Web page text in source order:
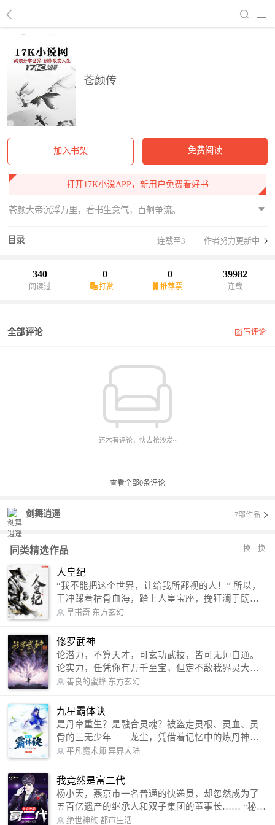
苍颜传
加入书架 免费阅读
打开17K小说APP，新用户免费看好书
苍颜大帝沉浮万里，看书生意气，百舸争流。
目录 连载至3 作者努力更新中
340
阅读过
0
打赏
0
推荐票
39982
连载
全部评论 写评论
还木有评论，快去抢沙发~
查看全部0条评论
剑舞逍遥 7部作品
同类精选作品 换一换
人皇纪
“我不能把这个世界，让给我所鄙视的人！” 所以，
王冲踩着枯骨血海，踏上人皇宝座，挽狂澜于既
倒，扶大厦之将倾，成就了一段无上的传说！ 微信
微博：皇甫奇（地址：http://weibo.com/u/25284575
87） QQ交流群：320238210【普通群】 574501330
【VIP订阅群】 欢迎大家关注。
皇甫奇 东方玄幻
修罗武神
论潜力，不算天才，可玄功武技，皆可无师自通。
论实力，任凭你有万千至宝，但定不敌我界灵大
军。 我是谁？天下众生视我为修罗，却不知，我以
信公众号：善良的蜜蜂后援会）
善良的蜜蜂 东方玄幻
九星霸体诀
是丹帝重生？是融合灵魂？被盗走灵根、灵血、灵
骨的三无少年——龙尘，凭借着记忆中的炼丹神
术，修行神秘功法九星霸体诀，拨开重重迷雾，解
勾搭各色美女，镇压恶鬼邪神。 江湖传闻：龙
尘一到，地吼天啸。龙尘一出，鬼泣神哭。 本
故事纯属虚构，如有雷同，那就是真事儿，想要对
号入座，抓紧时间进群：487963015 微信公众号：
平凡魔术师 异界大陆
我竟然是富二代
杨小天，燕京市一名普通的快递员，却忽然成为了
五百亿遗产的继承人和双子集团的董事长…… “秘
书，给我定制一套百亿富翁的吃喝住行标准！” “好
绝世神族 都市生活